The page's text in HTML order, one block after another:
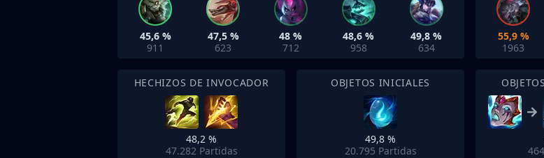
45,6 %
911
47,5 %
623
48 %
712
48,6 %
958
49,8 %
634
55,9 %
1963
HECHIZOS DE INVOCADOR
48,2 %
47.282 Partidas
OBJETOS INICIALES
49,8 %
20.795 Partidas